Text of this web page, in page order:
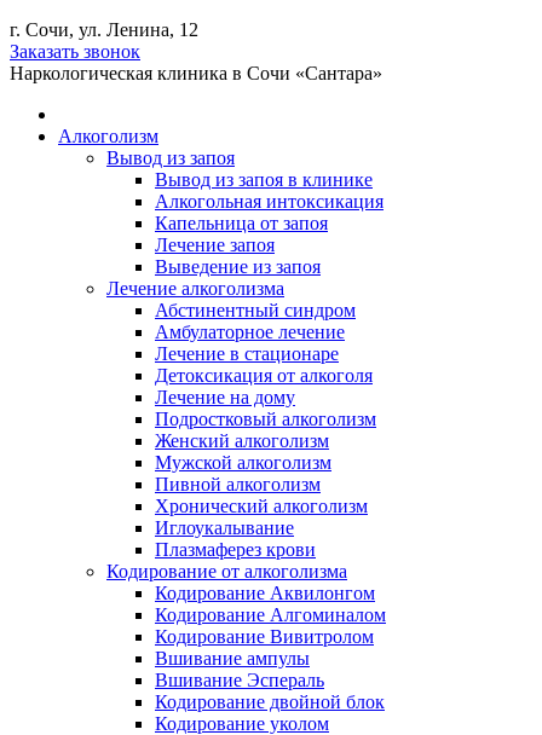
г. Сочи, ул. Ленина, 12
Страница
Telegram
новом
Страница
WhatsApp
новом
Заказать звонок
Наркологическая клиника в Сочи «Сантара»
Алкоголизм
Вывод из запоя
Вывод из запоя в клинике
Алкогольная интоксикация
Капельница от запоя
Лечение запоя
Выведение из запоя
Лечение алкоголизма
Абстинентный синдром
Амбулаторное лечение
Лечение в стационаре
Детоксикация от алкоголя
Лечение на дому
Подростковый алкоголизм
Женский алкоголизм
Мужской алкоголизм
Пивной алкоголизм
Хронический алкоголизм
Иглоукалывание
Плазмаферез крови
Кодирование от алкоголизма
Кодирование Аквилонгом
Кодирование Алгоминалом
Кодирование Вивитролом
Вшивание ампулы
Вшивание Эспераль
Кодирование двойной блок
Кодирование уколом